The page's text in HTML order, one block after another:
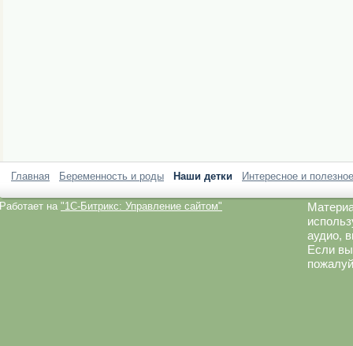
Главная Беременность и роды Наши детки Интересное и полезное
Работает на "1C-Битрикс: Управление сайтом"
аудио,
Если вы